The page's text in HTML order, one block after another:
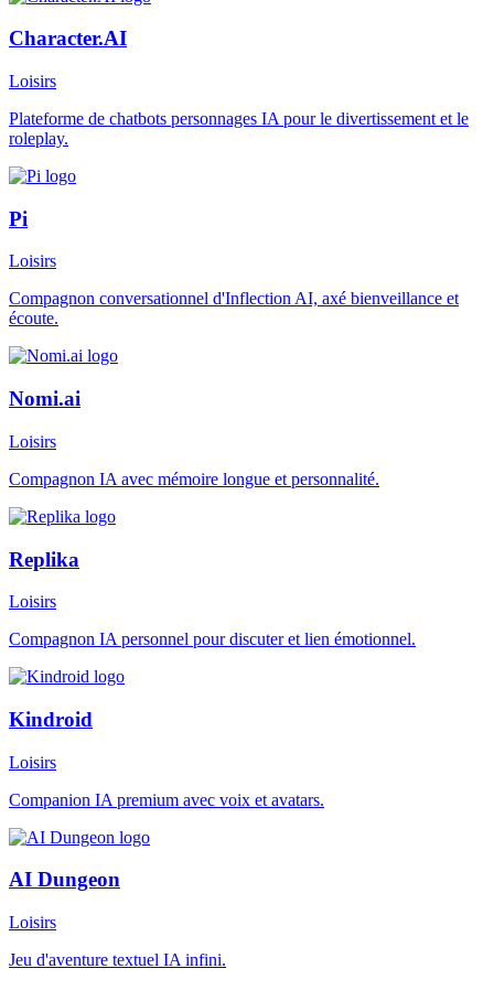
Character.AI
Loisirs
Plateforme de chatbots personnages IA pour le divertissement et le
roleplay.
Pi
Loisirs
Compagnon conversationnel d'Inflection AI, axé bienveillance et
écoute.
Nomi.ai
Loisirs
Compagnon IA avec mémoire longue et personnalité.
Replika
Loisirs
Compagnon IA personnel pour discuter et lien émotionnel.
Kindroid
Loisirs
Companion IA premium avec voix et avatars.
AI Dungeon
Loisirs
Jeu d'aventure textuel IA infini.